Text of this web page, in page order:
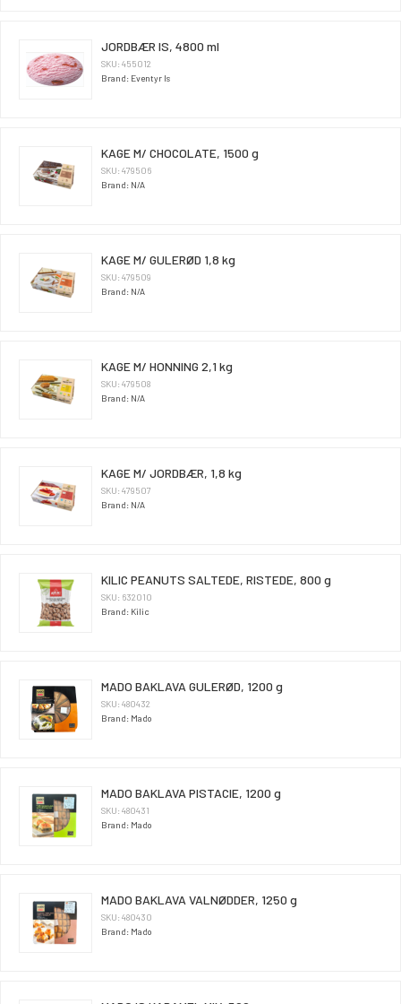
JORDBÆR IS, 4800 ml
SKU: 455012
Brand: Eventyr Is
KAGE M/ CHOCOLATE, 1500 g
SKU: 479506
Brand: N/A
KAGE M/ GULERØD 1,8 kg
SKU: 479509
Brand: N/A
KAGE M/ HONNING 2,1 kg
SKU: 479508
Brand: N/A
KAGE M/ JORDBÆR, 1,8 kg
SKU: 479507
Brand: N/A
KILIC PEANUTS SALTEDE, RISTEDE, 800 g
SKU: 632010
Brand: Kilic
MADO BAKLAVA GULERØD, 1200 g
SKU: 480432
Brand: Mado
MADO BAKLAVA PISTACIE, 1200 g
SKU: 480431
Brand: Mado
MADO BAKLAVA VALNØDDER, 1250 g
SKU: 480430
Brand: Mado